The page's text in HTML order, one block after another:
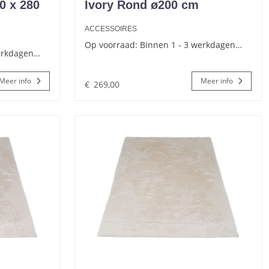
x 280
info
Ivory Rond ø200 cm
ACCESSOIRES
Op voorraad: Binnen 1 - 3 werkdagen…
€ 269,00 Meer info